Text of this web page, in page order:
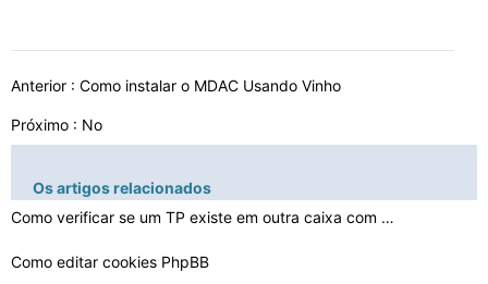
Anterior : Como instalar o MDAC Usando Vinho
Próximo : No
Os artigos relacionados
Como verificar se um TP existe em outra caixa com SAP
Como editar cookies PhpBB